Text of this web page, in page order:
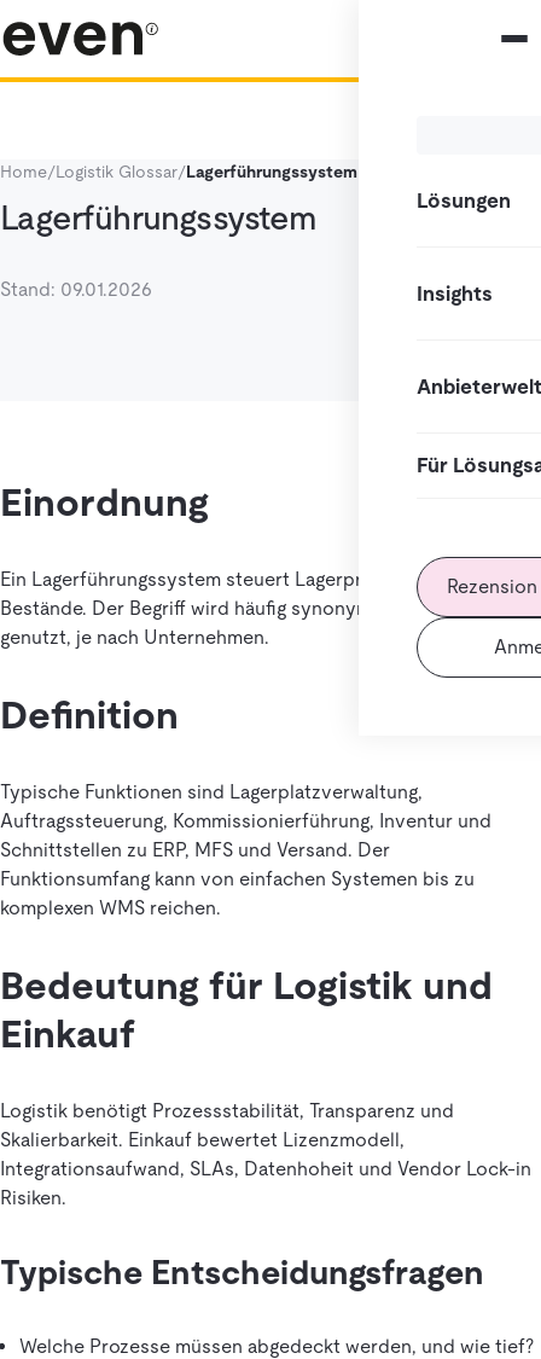
Lösungen
Insights
Anbieterwelt
Für
Home/Logistik Glossar/Lagerführungssystem
Lagerführungssystem
Stand: 09.01.2026
Einordnung
Ein Lagerführungssystem steuert Lagerprozesse und
Bestände. Der Begriff wird häufig synonym zu WMS oder LVS
genutzt, je nach Unternehmen.
Definition
Typische Funktionen sind Lagerplatzverwaltung,
Auftragssteuerung, Kommissionierführung, Inventur und
Schnittstellen zu ERP, MFS und Versand. Der
Funktionsumfang kann von einfachen Systemen bis zu
komplexen WMS reichen.
Bedeutung für Logistik und
Einkauf
Logistik benötigt Prozessstabilität, Transparenz und
Skalierbarkeit. Einkauf bewertet Lizenzmodell,
Integrationsaufwand, SLAs, Datenhoheit und Vendor Lock-in
Risiken.
Typische Entscheidungsfragen
Welche Prozesse müssen abgedeckt werden, und wie tief?